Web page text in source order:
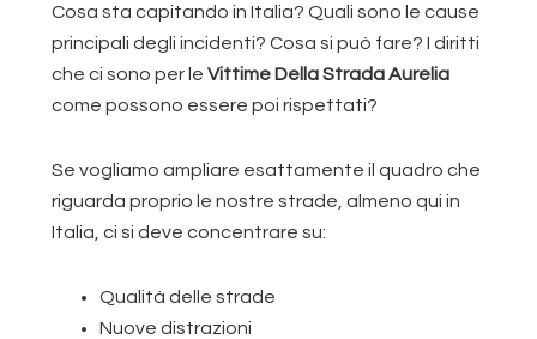
Cosa sta capitando in Italia? Quali sono le cause
principali degli incidenti? Cosa si può fare? I diritti
che ci sono per leVittime Della Strada Aurelia
come possono essere poi rispettati?
Se vogliamo ampliare esattamente il quadro che
riguarda proprio le nostre strade, almeno qui in
Italia, ci si deve concentrare su:
Qualità delle strade
Nuove distrazioni